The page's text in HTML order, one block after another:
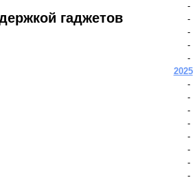
гаджетов
-
-
-
-
-
2025
-
-
-
-
-
-
-
-